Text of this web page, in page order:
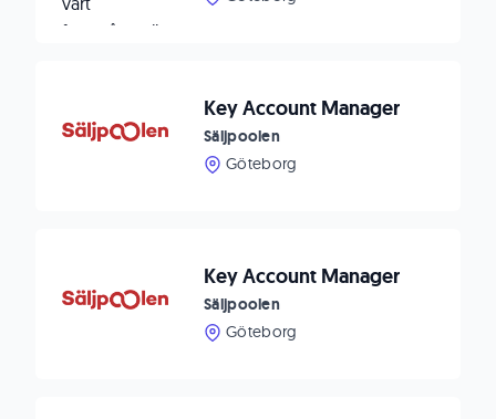
Key Account Manager
Säljpoolen
Göteborg
Key Account Manager
Säljpoolen
Göteborg